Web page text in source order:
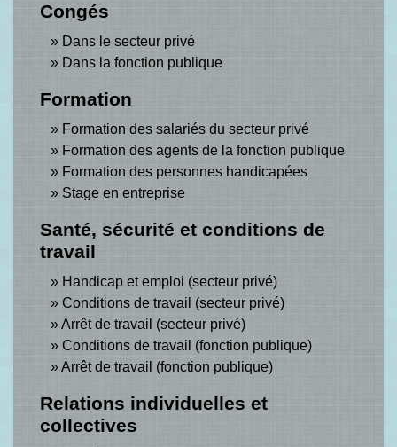
Congés
Dans le secteur privé
Dans la fonction publique
Formation
Formation des salariés du secteur privé
Formation des agents de la fonction publique
Formation des personnes handicapées
Stage en entreprise
Santé, sécurité et conditions de
travail
Handicap et emploi (secteur privé)
Conditions de travail (secteur privé)
Arrêt de travail (secteur privé)
Conditions de travail (fonction publique)
Arrêt de travail (fonction publique)
Relations individuelles et
collectives